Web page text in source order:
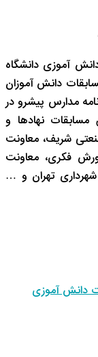
آموزی دانشگاه
دانش آموزان
مدارس پیشرو در
نهادها و
شریف، معاونت
فکری، معاونت
تهران و …
دانش آموزی